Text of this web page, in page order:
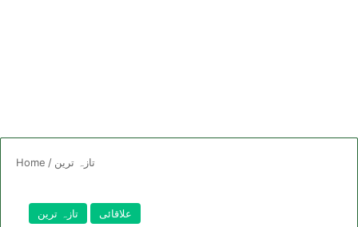
Home / تازہ ترین
تازہ ترین علاقائی